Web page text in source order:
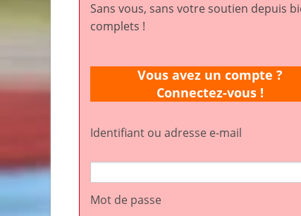
Sans vous, sans votre soutien depuis
complets !
Vous avez un compte ?
Connectez-vous !
Identifiant ou adresse e-mail
Mot de passe